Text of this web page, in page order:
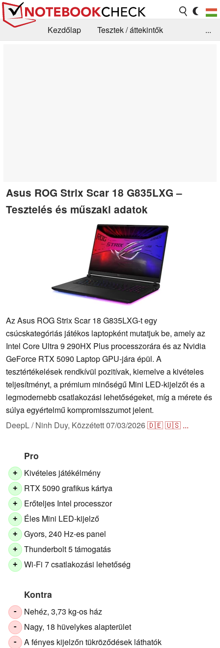
Kezdőlap
Tesztek / áttekintők
...
Asus ROG Strix Scar 18 G835LXG –
Tesztelés és műszaki adatok
Az Asus ROG Strix Scar 18 G835LXG-t egy
csúcskategóriás játékos laptopként mutatjuk be, amely az
Intel Core Ultra 9 290HX Plus processzorára és az Nvidia
GeForce RTX 5090 Laptop GPU-jára épül. A
tesztértékelések rendkívül pozitívak, kiemelve a kivételes
teljesítményt, a prémium minőségű Mini LED-kijelzőt és a
legmodernebb csatlakozási lehetőségeket, míg a mérete és
súlya egyértelmű kompromisszumot jelent.
DeepL / Ninh Duy, Közzétett07/03/2026🇩🇪🇺🇸 ...
Pro
+ Kivételes játékélmény
+ RTX 5090 grafikus kártya
+ Erőteljes Intel processzor
+ Éles Mini LED-kijelző
+ Gyors, 240 Hz-es panel
+ Thunderbolt 5 támogatás
+ Wi-Fi 7 csatlakozási lehetőség
Kontra
- Nehéz, 3,73 kg-os ház
- Nagy, 18 hüvelykes alapterület
- A fényes kijelzőn tükröződések láthatók